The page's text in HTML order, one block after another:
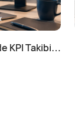
KPI Takibi